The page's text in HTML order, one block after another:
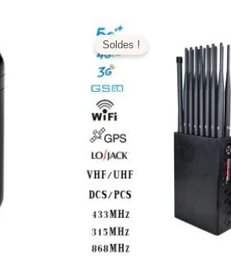
Soldes ! initial
1.799,00€.
actuel
est :
789,99€.